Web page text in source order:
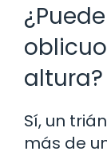
altura?
Sí, un
más de